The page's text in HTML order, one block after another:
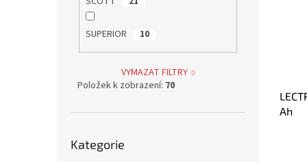
SUPERIOR 10
VYMAZAT FILTRY
Položek k zobrazení: 70
kategorie
Kategorie
Ah